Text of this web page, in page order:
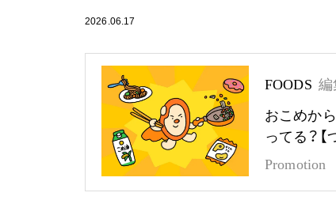
2026.06.17
FOODS 編
おこめか
ってる？【
Promotion